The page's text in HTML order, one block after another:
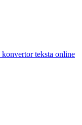
teksta online